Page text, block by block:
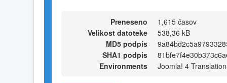
Preneseno
1,615 časov
Velikost datoteke
538,36 kB
MD5 podpis
SHA1 podpis
Environments
Joomla! 4